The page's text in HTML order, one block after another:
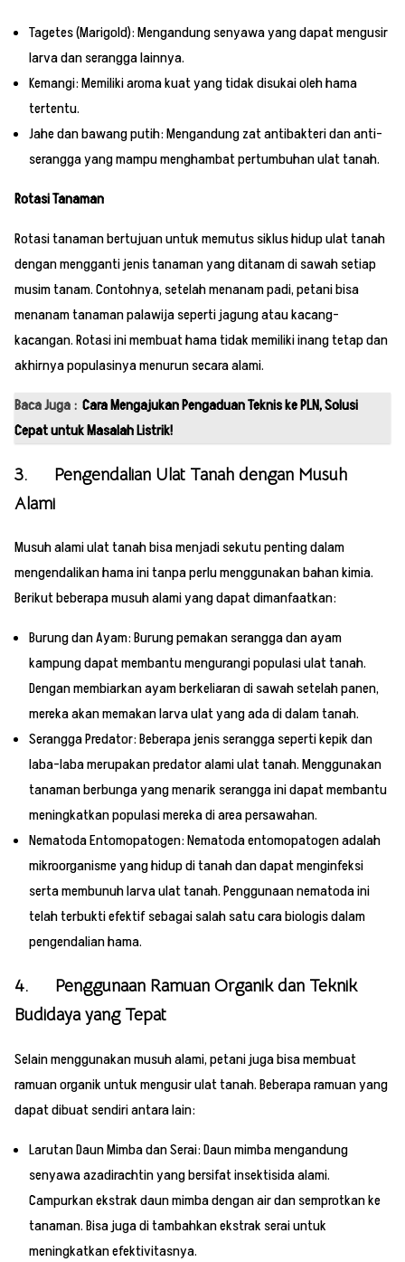
Tagetes (Marigold): Mengandung senyawa yang dapat mengusir
larva dan serangga lainnya.
Kemangi: Memiliki aroma kuat yang tidak disukai oleh hama
tertentu.
Jahe dan bawang putih: Mengandung zat antibakteri dan anti-
serangga yang mampu menghambat pertumbuhan ulat tanah.
Rotasi Tanaman
Rotasi tanaman bertujuan untuk memutus siklus hidup ulat tanah
dengan mengganti jenis tanaman yang ditanam di sawah setiap
musim tanam. Contohnya, setelah menanam padi, petani bisa
menanam tanaman palawija seperti jagung atau kacang-
kacangan. Rotasi ini membuat hama tidak memiliki inang tetap dan
akhirnya populasinya menurun secara alami.
Baca Juga : Cara Mengajukan Pengaduan Teknis ke PLN, Solusi
Cepat untuk Masalah Listrik!
3. Pengendalian Ulat Tanah dengan Musuh
Alami
Musuh alami ulat tanah bisa menjadi sekutu penting dalam
mengendalikan hama ini tanpa perlu menggunakan bahan kimia.
Berikut beberapa musuh alami yang dapat dimanfaatkan:
Burung dan Ayam: Burung pemakan serangga dan ayam
kampung dapat membantu mengurangi populasi ulat tanah.
Dengan membiarkan ayam berkeliaran di sawah setelah panen,
mereka akan memakan larva ulat yang ada di dalam tanah.
Serangga Predator: Beberapa jenis serangga seperti kepik dan
laba-laba merupakan predator alami ulat tanah. Menggunakan
tanaman berbunga yang menarik serangga ini dapat membantu
meningkatkan populasi mereka di area persawahan.
Nematoda Entomopatogen: Nematoda entomopatogen adalah
mikroorganisme yang hidup di tanah dan dapat menginfeksi
serta membunuh larva ulat tanah. Penggunaan nematoda ini
telah terbukti efektif sebagai salah satu cara biologis dalam
pengendalian hama.
4. Penggunaan Ramuan Organik dan Teknik
Budidaya yang Tepat
Selain menggunakan musuh alami, petani juga bisa membuat
ramuan organik untuk mengusir ulat tanah. Beberapa ramuan yang
dapat dibuat sendiri antara lain:
Larutan Daun Mimba dan Serai: Daun mimba mengandung
senyawa azadirachtin yang bersifat insektisida alami.
Campurkan ekstrak daun mimba dengan air dan semprotkan ke
tanaman. Bisa juga di tambahkan ekstrak serai untuk
meningkatkan efektivitasnya.